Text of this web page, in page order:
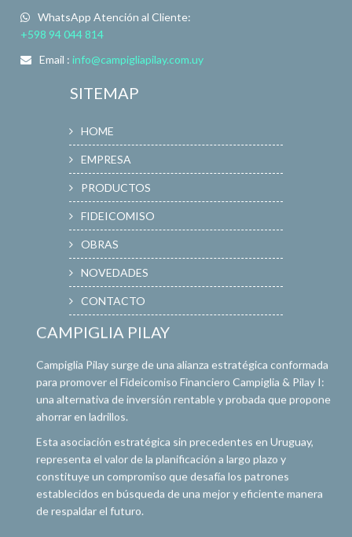
WhatsApp Atención al Cliente:
+598 94 044 814
Email :info@campigliapilay.com.uy
SITEMAP
HOME
EMPRESA
PRODUCTOS
FIDEICOMISO
OBRAS
NOVEDADES
CONTACTO
CAMPIGLIA PILAY
Campiglia Pilay surge de una alianza estratégica conformada
para promover el Fideicomiso Financiero Campiglia & Pilay I:
una alternativa de inversión rentable y probada que propone
ahorrar en ladrillos.
Esta asociación estratégica sin precedentes en Uruguay,
representa el valor de la planificación a largo plazo y
constituye un compromiso que desafía los patrones
establecidos en búsqueda de una mejor y eficiente manera
de respaldar el futuro.